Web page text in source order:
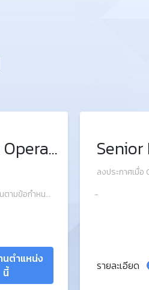
เจ้าหน้าที่ Last Mile Operation
บริหารจัดการให้ผู้ประกอบการดำเนินงานตามข้อกำหนดภายใต้สัญญาว่าจ้างที่กำหนดอย่างมีประสิทธิภาพและประสิทธิผล
นตำแหน่ง
นี้
ลงประกาศเมื่
-
รายละเอียด